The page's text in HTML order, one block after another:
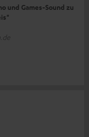
und Games-Sound zu